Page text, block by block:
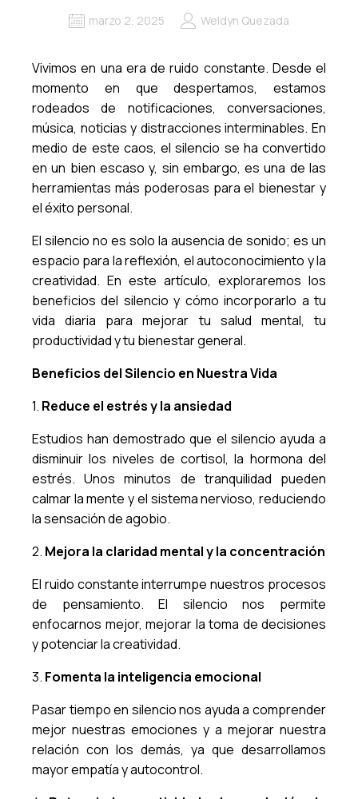
marzo 2, 2025 Weldyn Quezada
Vivimos en una era de ruido constante. Desde el
momento en que despertamos, estamos
rodeados de notificaciones, conversaciones,
música, noticias y distracciones interminables. En
medio de este caos, el silencio se ha convertido
en un bien escaso y, sin embargo, es una de las
herramientas más poderosas para el bienestar y
el éxito personal.
El silencio no es solo la ausencia de sonido; es un
espacio para la reflexión, el autoconocimiento y la
creatividad. En este artículo, exploraremos los
beneficios del silencio y cómo incorporarlo a tu
vida diaria para mejorar tu salud mental, tu
productividad y tu bienestar general.
Beneficios del Silencio en Nuestra Vida
1. Reduce el estrés y la ansiedad
Estudios han demostrado que el silencio ayuda a
disminuir los niveles de cortisol, la hormona del
estrés. Unos minutos de tranquilidad pueden
calmar la mente y el sistema nervioso, reduciendo
la sensación de agobio.
2. Mejora la claridad mental y la concentración
El ruido constante interrumpe nuestros procesos
de pensamiento. El silencio nos permite
enfocarnos mejor, mejorar la toma de decisiones
y potenciar la creatividad.
3. Fomenta la inteligencia emocional
Pasar tiempo en silencio nos ayuda a comprender
mejor nuestras emociones y a mejorar nuestra
relación con los demás, ya que desarrollamos
mayor empatía y autocontrol.